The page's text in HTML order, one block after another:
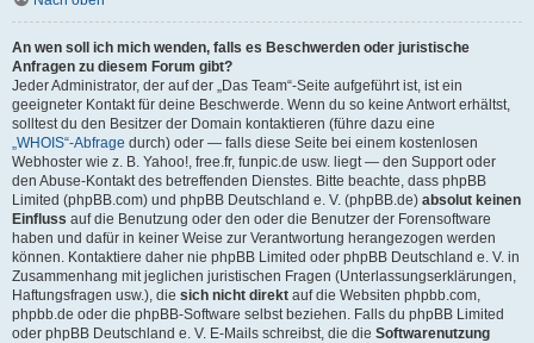
An wen soll ich mich wenden, falls es Beschwerden oder juristische
Anfragen zu diesem Forum gibt?
Jeder Administrator, der auf der „Das Team“-Seite aufgeführt ist, ist ein
geeigneter Kontakt für deine Beschwerde. Wenn du so keine Antwort erhältst,
solltest du den Besitzer der Domain kontaktieren (führe dazu eine
„WHOIS“-Abfrage durch) oder — falls diese Seite bei einem kostenlosen
Webhoster wie z. B. Yahoo!, free.fr, funpic.de usw. liegt — den Support oder
den Abuse-Kontakt des betreffenden Dienstes. Bitte beachte, dass phpBB
Limited (phpBB.com) und phpBB Deutschland e. V. (phpBB.de) absolut keinen
Einfluss auf die Benutzung oder den oder die Benutzer der Forensoftware
haben und dafür in keiner Weise zur Verantwortung herangezogen werden
können. Kontaktiere daher nie phpBB Limited oder phpBB Deutschland e. V. in
Zusammenhang mit jeglichen juristischen Fragen (Unterlassungserklärungen,
Haftungsfragen usw.), die sich nicht direkt auf die Websiten phpbb.com,
phpbb.de oder die phpBB-Software selbst beziehen. Falls du phpBB Limited
oder phpBB Deutschland e. V. E-Mails schreibst, die die Softwarenutzung